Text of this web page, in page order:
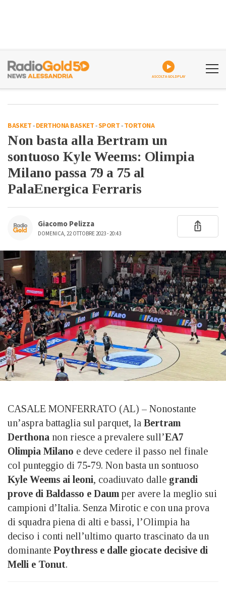
ASCOLTA GOLDPLAY
BASKET-DERTHONA BASKET-SPORT-TORTONA
Non basta alla Bertram un
sontuoso Kyle Weems: Olimpia
Milano passa 79 a 75 al
PalaEnergica Ferraris
Giacomo Pelizza
DOMENICA, 22 OTTOBRE 2023 - 20:43
CASALE MONFERRATO (AL) – Nonostante
un’aspra battaglia sul parquet, la Bertram
Derthona non riesce a prevalere sull’EA7
Olimpia Milano e deve cedere il passo nel finale
col punteggio di 75-79. Non basta un sontuoso
Kyle Weems ai leoni, coadiuvato dalle grandi
prove di Baldasso e Daum per avere la meglio sui
campioni d’Italia. Senza Mirotic e con una prova
di squadra piena di alti e bassi, l’Olimpia ha
deciso i conti nell’ultimo quarto trascinato da un
dominante Poythress e dalle giocate decisive di
Melli e Tonut.